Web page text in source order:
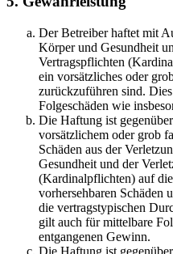
Der Betreiber haftet mit
Körper und Gesundheit
Vertragspflichten
ein vorsätzliches oder
zurückzuführen sind.
Folgeschäden wie
Die Haftung ist
vorsätzlichem oder grob
Schäden aus der
Gesundheit und der
(Kardinalpflichten) auf
vorhersehbaren Schäden
die vertragstypischen
gilt auch für mittelbare
entgangenen Gewinn.
Die Haftung ist